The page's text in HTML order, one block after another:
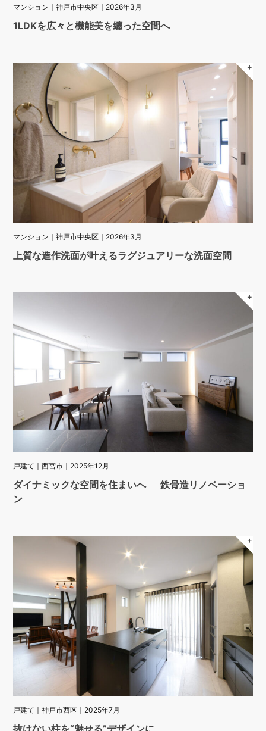
マンション｜神戸市中央区｜2026年3月
1LDKを広々と機能美を纏った空間へ
＋
マンション｜神戸市中央区｜2026年3月
上質な造作洗面が叶えるラグジュアリーな洗面空間
＋
戸建て｜西宮市｜2025年12月
ダイナミックな空間を住まいへ 鉄骨造リノベーショ
ン
＋
戸建て｜神戸市西区｜2025年7月